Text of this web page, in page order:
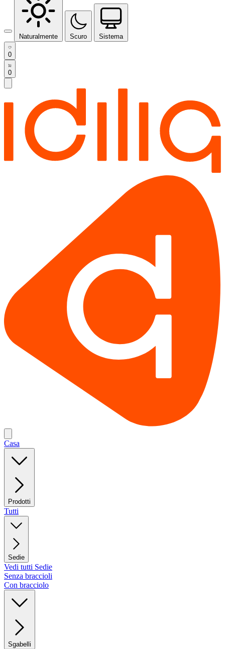
Naturalmente Scuro Sistema
0
0
Casa
Prodotti
Tutti
Sedie
Vedi tutti Sedie
Senza braccioli
Con bracciolo
Sgabelli